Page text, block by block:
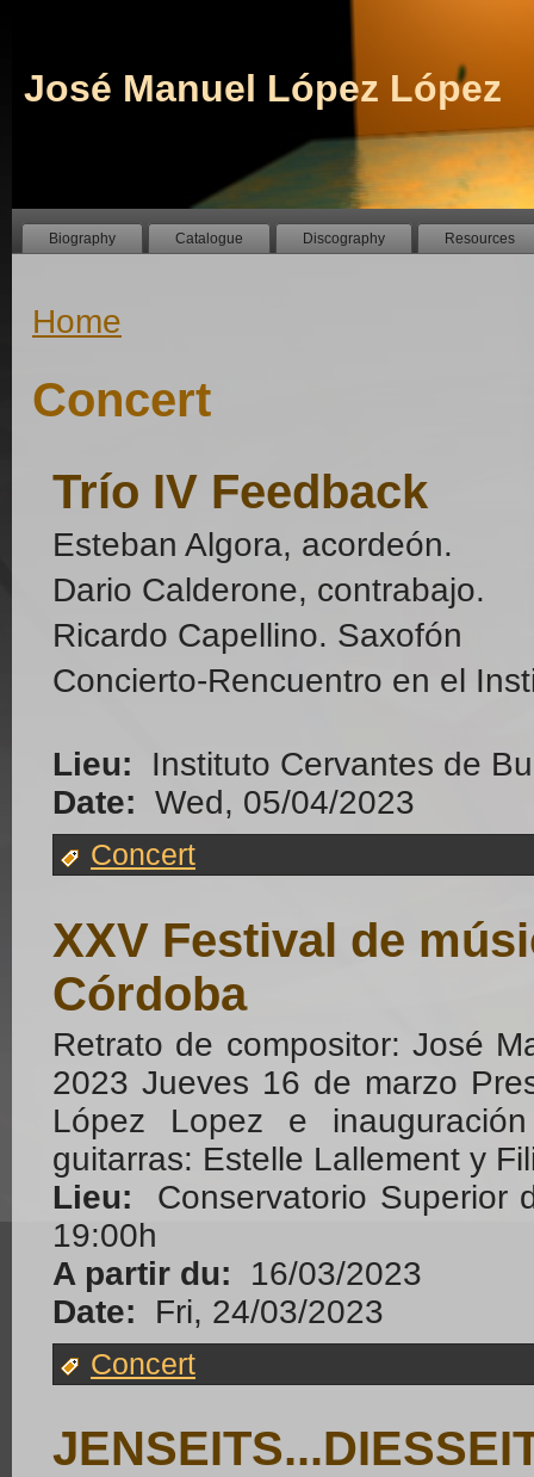
José Manuel López López
Biography Catalogue Discography Resources
Home
Concert
Trío IV Feedback
Esteban Algora, acordeón.
Dario Calderone, contrabajo.
Ricardo Capellino. Saxofón
Concierto-Rencuentro en el
Lieu:
Instituto Cervantes de
Date: Wed, 05/04/2023
Concert
XXV Festival de
Córdoba
Retrato de compositor: José
2023 Jueves 16 de marzo
López Lopez e
guitarras: Estelle Lallement y
Lieu:
Conservatorio Superior
19:00h
A partir du:
16/03/2023
Date:
Fri, 24/03/2023
Concert